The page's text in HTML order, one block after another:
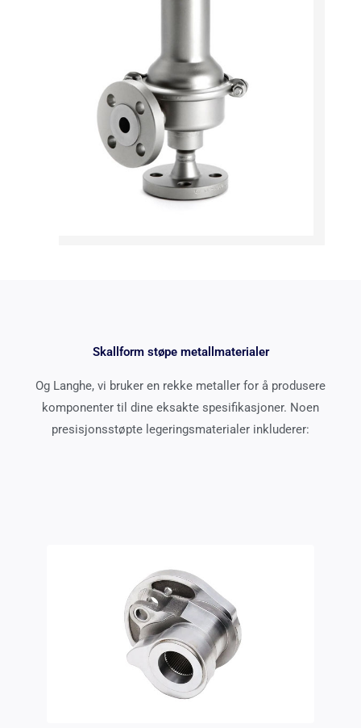
Skallform støpe metallmaterialer
Og Langhe, vi bruker en rekke metaller for å produsere
komponenter til dine eksakte spesifikasjoner. Noen
presisjonsstøpte legeringsmaterialer inkluderer: